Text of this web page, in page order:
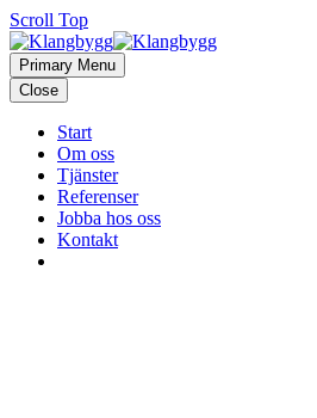
Scroll Top
Primary Menu
Close
Start
Om oss
Tjänster
Referenser
Jobba hos oss
Kontakt